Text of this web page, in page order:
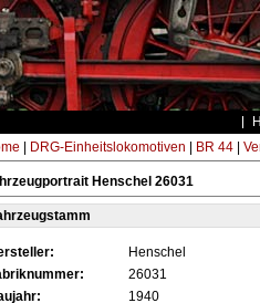
DRG-Einheitslokomotiven BR 44|
Henschel 26031
Henschel
26031
1940